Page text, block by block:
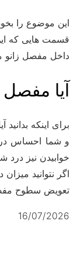
این موضوع را
قسمت هایی که
داخل مفصل
آیا مفصل
برای اینکه
و شما احساس درد
خوابیدن نیز
اگر نتوانید
تعویض سطوح
16/07/2026